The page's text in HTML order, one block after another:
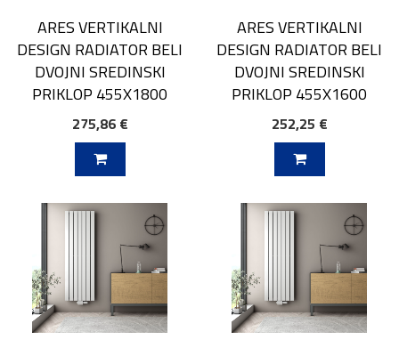
ARES VERTIKALNI
DESIGN RADIATOR BELI
DVOJNI SREDINSKI
PRIKLOP 455X1800
275,86 €
ARES VERTIKALNI
DESIGN RADIATOR BELI
DVOJNI SREDINSKI
PRIKLOP 455X1600
252,25 €